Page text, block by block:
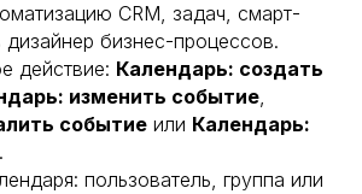
CRM, задач, смарт-
бизнес-процессов.
действие: Календарь: создать
изменить событие,
событие или Календарь:
.
пользователь, группа или